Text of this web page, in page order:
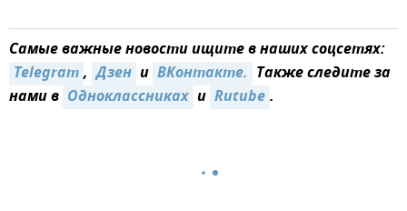
Самые важные новости ищите в наших соцсетях:
Telegram, Дзен и ВКонтакте. Также следите за
нами в Одноклассниках и Rutube.